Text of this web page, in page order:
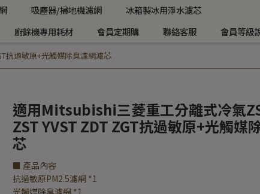
吸塵器/掃地機濾網
冰箱製冰用淨水濾芯
廚餘機專用耗材 會員定期購 聯絡客服 會員等級
抗過敏原+光觸媒除臭濾網濾芯
適用Mitsubishi三菱重工分離式冷氣
ZST YVST ZDT ZGT抗過敏原+光觸媒
芯
■ 產品內容
抗過敏原PM2.5濾網 *1
光觸媒除臭濾網 *1